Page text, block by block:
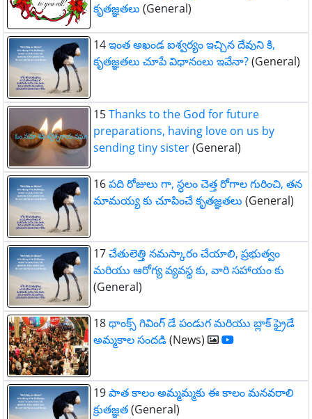
కృతజ్ఞతలు (General)
14ఇంత అఖండ ఐశ్వర్యం ఇచ్చిన దేవుని కి,
కృతజ్ఞతలు చూపే విధానంలు ఇవేనా?(General)
15Thanks to the God for future
preparations, having love on us by
sending tiny sister(General)
16పది రోజులు గా, స్ధలం చెత్త రోగాల గురించి, తన
మామయ్య కు చూపించే కృతజ్ఞతలు (General)
17చేతులెత్తి నమస్కారం చేయాలి, ప్రభుత్వం
మరియు ఆరోగ్య వ్యవస్థ కు, వారి సహాయం కు
(General)
18థాంక్స్ గివింగ్ డే పండుగ మరియు బ్లాక్ ఫ్రైడే
అమ్మకాల సందడి(News)
19పాత కాలం అమ్మమ్మకు ఈ కాలం మనవరాలి
క్రుతజ్ఞత(General)